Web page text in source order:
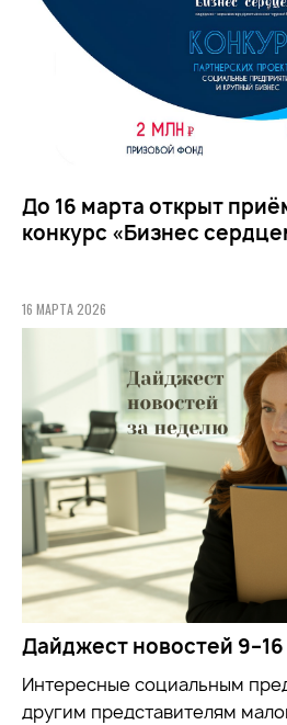
До 16 марта открыт
конкурс «Бизнес
16 МАРТА 2026
Дайджест новостей
Интересные социальным
другим представителям